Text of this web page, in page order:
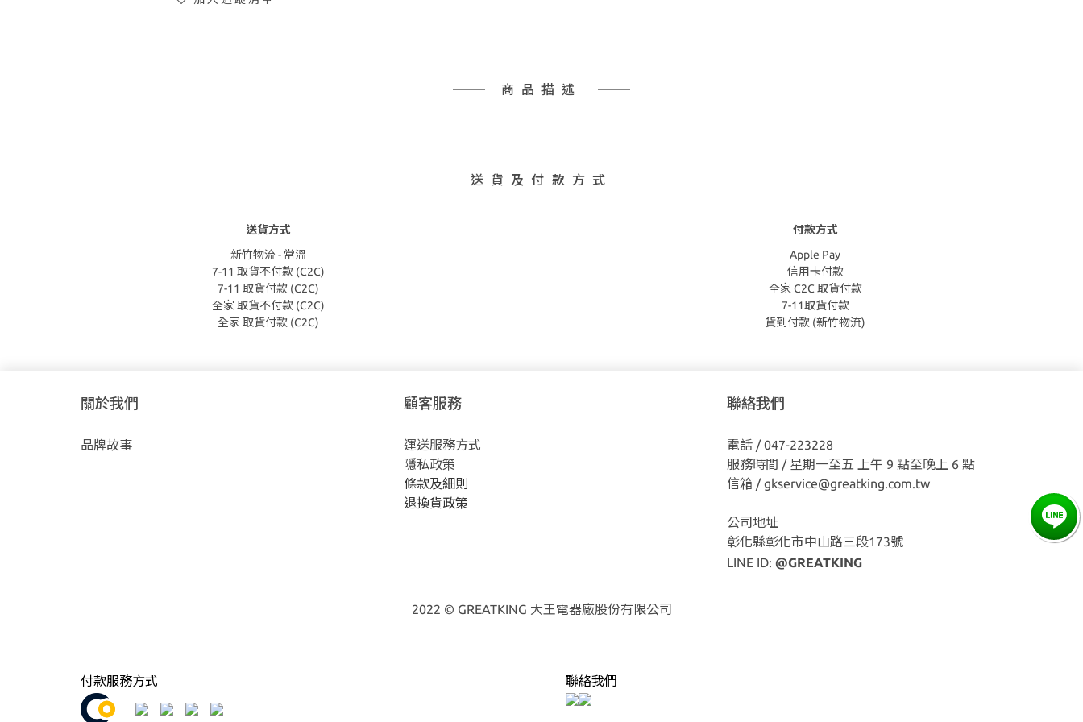
商品描述
送貨及付款方式
送貨方式
新竹物流 - 常溫
7-11 取貨不付款 (C2C)
7-11 取貨付款 (C2C)
全家 取貨不付款 (C2C)
全家 取貨付款 (C2C)
付款方式
Apple Pay
信用卡付款
全家 C2C 取貨付款
7-11取貨付款
貨到付款 (新竹物流)
關於我們
品牌故事
顧客服務
運送服務方式
隱私政策
條款及細則
退換貨政策
聯絡我們
電話 / 047-223228
服務時間 / 星期一至五 上午 9 點至晚上 6 點
信箱 / gkservice@greatking.com.tw
公司地址
彰化縣彰化市中山路三段173號
LINE ID: @GREATKING
2022 © GREATKING 大王電器廠股份有限公司
付款服務方式 聯絡我們